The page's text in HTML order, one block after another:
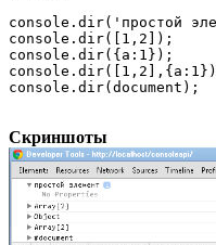
console.dir('простой
console.dir([1,2]);
console.dir({a:1});
console.dir(document);
Скриншоты